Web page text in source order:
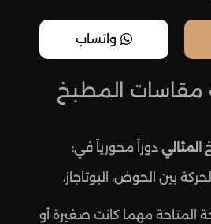
واتساب
المطبخ
دوراً محورياً في:
بين الحوض، البوتاجاز،
المتاحة مهما كانت صغيرة أو